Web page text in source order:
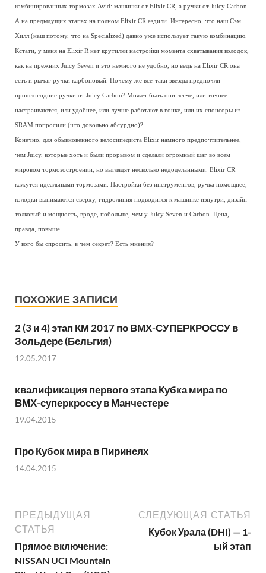
комбинированных тормозах Avid: машинки от Elixir СR, а ручки от Juicy Carbon.
А на предыдущих этапах на полном Elixir СR ездили. Интересно, что наш Сэм
Хилл (наш потому, что на Specialized) давно уже использует такую комбинацию.
Кстати, у меня на Elixir R нет крутилки настройки момента схватывания колодок,
как на прежних Juicy Seven и это немного не удобно, но ведь на Elixir СR она
есть и рычаг ручки карбоновый. Почему же все-таки звезды предпочли
прошлогодние ручки от Juicy Carbon? Может быть они легче, или точнее
настраиваются, или удобнее, или лучше работают в гонке, или их спонсоры из
SRAM попросили (что довольно абсурдно)?
Конечно, для обыкновенного велосипедиста Elixir намного предпочтительнее,
чем Juicy, которые хоть и были прорывом и сделали огромный шаг во всем
мировом тормозостроении, но выглядят несколько недоделанными. Elixir СR
кажутся идеальными тормозами. Настройки без инструментов, ручка помощнее,
колодки вынимаются сверху, гидролиния подводится к машинке изнутри, дизайн
толковый и мощность, вроде, побольше, чем у Juicy Seven и Carbon. Цена,
правда, повыше.
У кого бы спросить, в чем секрет? Есть мнения?
ПОХОЖИЕ ЗАПИСИ
2 (3 и 4) этап КМ 2017 по ВМХ-СУПЕРКРОССУ в
Зольдере (Бельгия)
12.05.2017
квалификация первого этапа Кубка мира по
ВМХ-суперкроссу в Манчестере
19.04.2015
Про Кубок мира в Пиринеях
14.04.2015
ПРЕДЫДУЩАЯ
СТАТЬЯ
Прямое включение:
NISSAN UCI Mountain
СЛЕДУЮЩАЯ СТАТЬЯ
Кубок Урала (DHI) — 1-
ый этап